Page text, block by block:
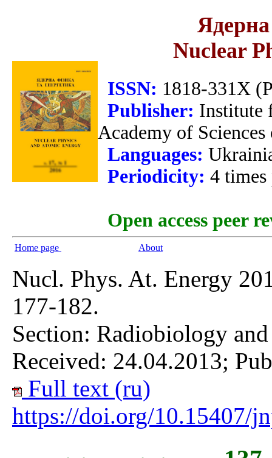
Ядерна
Nuclear
ISSN: 1818-331X
Publisher: Institute
Academy of
Languages:
Periodicity: 4 times
Open access peer
Home page About
Nucl. Phys. At. Energy
177-182.
Section: Radiobiology
Received: 24.04.2013;
Full text (ru)
https://doi.org/10.15407/